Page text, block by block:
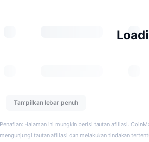
Tampilkan lebar penuh
Penafian: Halaman ini mungkin berisi tautan afiliasi.
mengunjungi tautan afiliasi dan melakukan tindakan